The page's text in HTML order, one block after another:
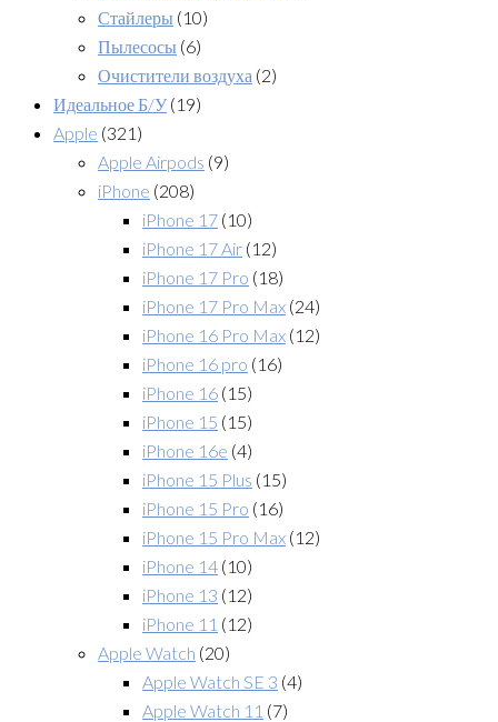
Стайлеры (10)
Пылесосы (6)
Очистители воздуха (2)
Идеальное Б/У (19)
Apple (321)
Apple Airpods (9)
iPhone (208)
iPhone 17 (10)
iPhone 17 Air (12)
iPhone 17 Pro (18)
iPhone 17 Pro Max (24)
iPhone 16 Pro Max (12)
iPhone 16 pro (16)
iPhone 16 (15)
iPhone 15 (15)
iPhone 16e (4)
iPhone 15 Plus (15)
iPhone 15 Pro (16)
iPhone 15 Pro Max (12)
iPhone 14 (10)
iPhone 13 (12)
iPhone 11 (12)
Apple Watch (20)
Apple Watch SE 3 (4)
Apple Watch 11 (7)